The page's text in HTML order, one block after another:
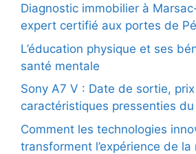
Diagnostic immobilier à
expert certifié aux portes de
L’éducation physique et ses
santé mentale
Sony A7 V : Date de sortie,
caractéristiques pressenties
Comment les technologies
transforment l’expérience de